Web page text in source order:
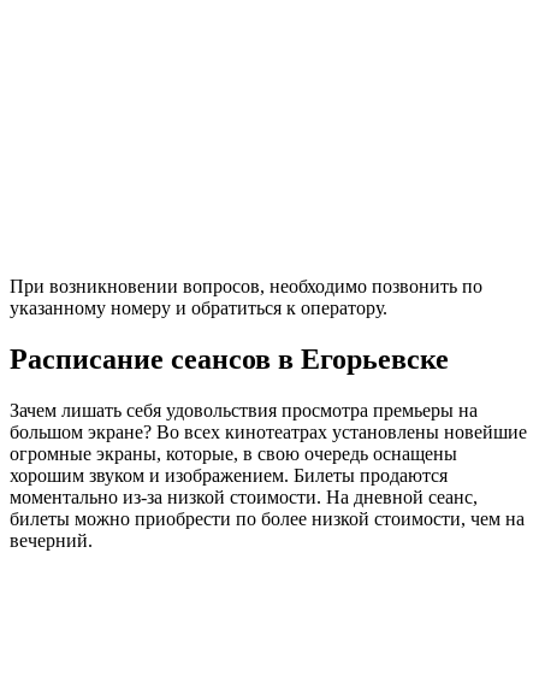
При возникновении вопросов, необходимо позвонить по
указанному номеру и обратиться к оператору.
Расписание сеансов в Егорьевске
Зачем лишать себя удовольствия просмотра премьеры на
большом экране? Во всех кинотеатрах установлены новейшие
огромные экраны, которые, в свою очередь оснащены
хорошим звуком и изображением. Билеты продаются
моментально из-за низкой стоимости. На дневной сеанс,
билеты можно приобрести по более низкой стоимости, чем на
вечерний.